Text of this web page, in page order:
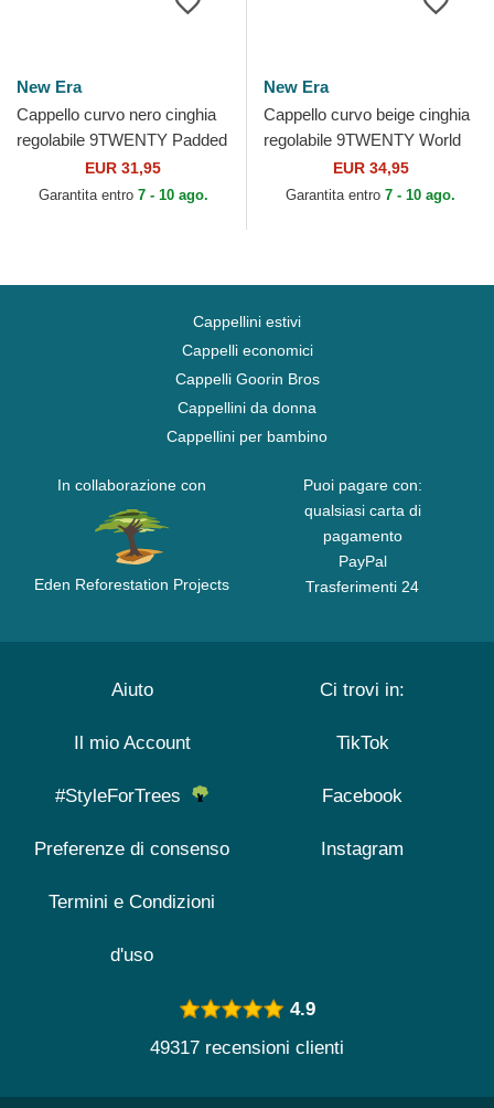
New Era
Cappello curvo nero cinghia
regolabile 9TWENTY Padded
dei New York Yankees MLB
di New Era
EUR 31,95
Garantita entro 7 - 10 ago.
New Era
Cappello curvo beige cinghia
regolabile 9TWENTY World
Series Cooperstown dei New
York Yankees MLB...
EUR 34,95
Garantita entro 7 - 10 ago.
Cappellini estivi
Cappelli economici
Cappelli Goorin Bros
Cappellini da donna
Cappellini per bambino
In collaborazione con
Eden Reforestation Projects
Puoi pagare con:
qualsiasi carta di
pagamento
PayPal
Trasferimenti 24
Aiuto
Il mio Account
#StyleForTrees
Preferenze di consenso
Termini e Condizioni
d'uso
Ci trovi in:
TikTok
Facebook
Instagram
4.9
49317 recensioni clienti